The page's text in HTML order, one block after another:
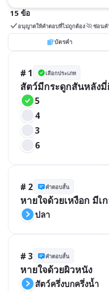
15 ข้อ
อนุญาตให้คำตอบที่ไม่ถูกต้อง ซ่อนค
บัตรคำ
# 1 เลือกประเภท
สัตว์มีกระดูกสันหลังมี่
5
4
3
6
# 2 คำตอบสั้น
หายใจด้วยเหงือก มีเ
ปลา
# 3 คำตอบสั้น
หายใจด้วยผิวหนัง
สัตว์ครึ่งบกครึ่งน้ำ